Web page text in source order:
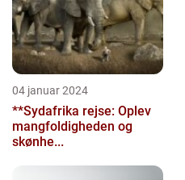
04 januar 2024
**Sydafrika rejse: Oplev
mangfoldigheden og
skønhe...